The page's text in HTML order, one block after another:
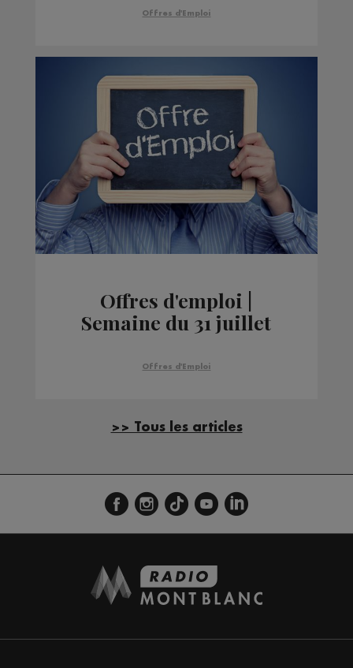
Offres d'Emploi
Offres d'emploi |
Semaine du 31 juillet
Offres d'Emploi
>> Tous les articles